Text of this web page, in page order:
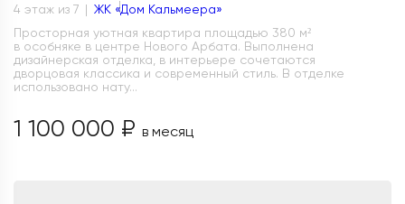
4 этаж из 7
ЖК «Дом Кальмеера»
Просторная уютная квартира площадью 380 м²
в особняке в центре Нового Арбата. Выполнена
дизайнерская отделка, в интерьере сочетаются
дворцовая классика и современный стиль. В отделке
использовано нату...
1 100 000 ₽ в месяц